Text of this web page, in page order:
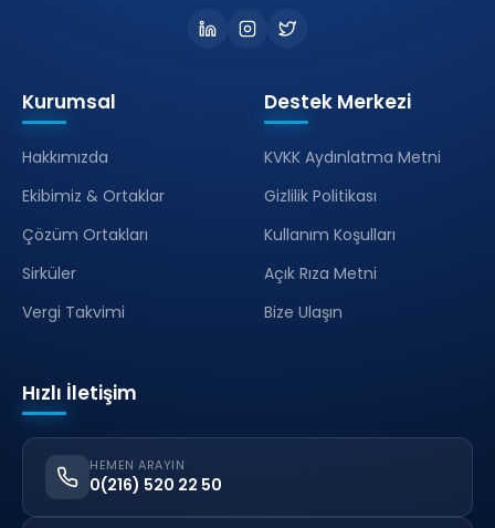
Kurumsal
Hakkımızda
Ekibimiz & Ortaklar
Çözüm Ortakları
Sirküler
Vergi Takvimi
Destek Merkezi
KVKK Aydınlatma Metni
Gizlilik Politikası
Kullanım Koşulları
Açık Rıza Metni
Bize Ulaşın
Hızlı İletişim
HEMEN ARAYIN
0(216) 520 22 50